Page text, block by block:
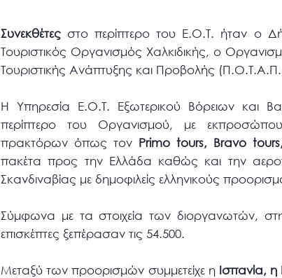
Συνεκθέτες στο περίπτερο του Ε.Ο.Τ. ήταν ο
Τουριστικός Οργανισμός Χαλκιδικής, ο
Τουριστικής Ανάπτυξης και Προβολής
Η Υπηρεσία Ε.Ο.Τ. Εξωτερικού Βόρειων και
περίπτερο του Οργανισμού, με
πρακτόρων όπως τον Primo tours, Bravo tours
πακέτα προς την Ελλάδα καθώς και την
Σκανδιναβίας με δημοφιλείς ελληνικούς
Σύμφωνα με τα στοιχεία των διοργανωτών,
επισκέπτες ξεπέρασαν τις 54.500.
Μεταξύ των προορισμών συμμετείχε η Ισπανία,